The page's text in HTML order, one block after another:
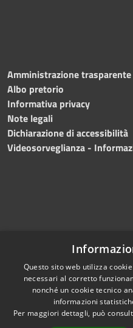
Amministrazione trasparente
Albo pretorio
Informativa privacy
Note legali
Dichiarazione di accessibilità
Videosorveglianza -
Accessibilità
Privacy
Questo sito web utilizza
necessari al corretto
nonché un cookie tecnico
informazioni
Per maggiori dettagli, può